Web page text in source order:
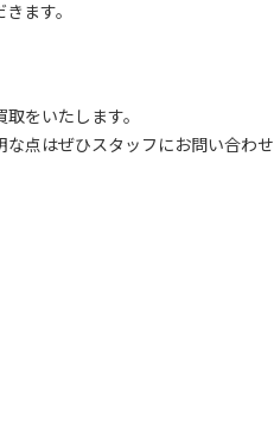
ます。
をいたします。
点はぜひスタッフにお問い合わせ